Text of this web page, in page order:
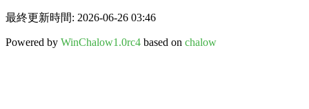
最終更新時間: 2026-06-26 03:46
Powered by WinChalow1.0rc4 based on chalow